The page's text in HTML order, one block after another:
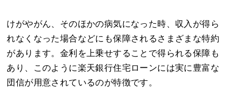
けがやがん、そのほかの病気になった時、収入が得ら
れなくなった場合などにも保障されるさまざまな特約
があります。金利を上乗せすることで得られる保障も
あり、このように楽天銀行住宅ローンには実に豊富な
団信が用意されているのが特徴です。